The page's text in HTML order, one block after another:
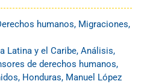
humanos, Migraciones,
Latina y el Caribe, Análisis,
de derechos humanos,
, Honduras, Manuel López